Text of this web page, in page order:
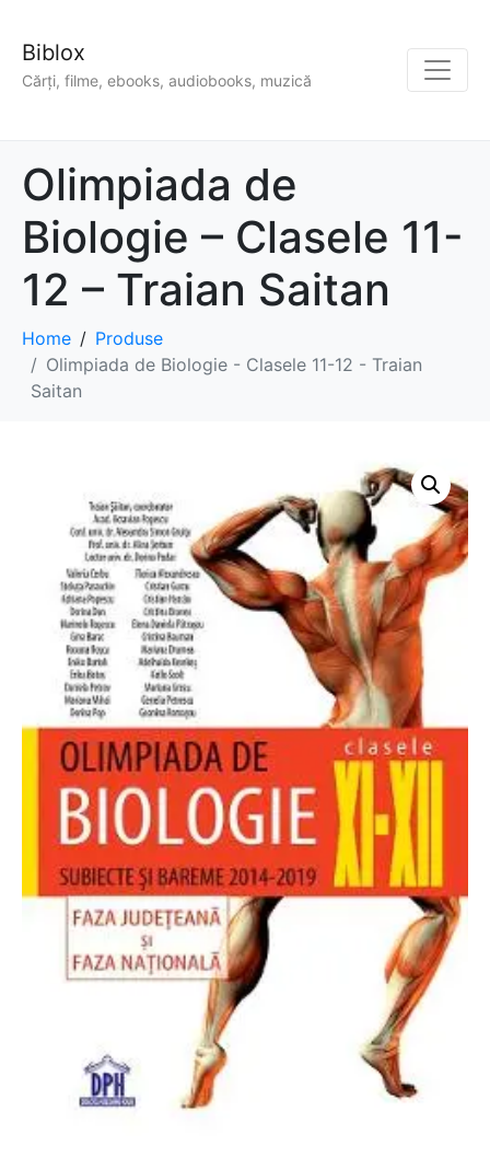
Biblox
Cărți, filme, ebooks, audiobooks, muzică
Olimpiada de
Biologie – Clasele 11-
12 – Traian Saitan
Home
Produse
Olimpiada de Biologie - Clasele 11-12 - Traian
Saitan